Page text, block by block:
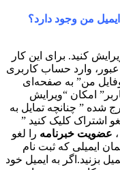
من وجود دارد؟
کنید. برای این کار
وارد حساب کاربری
من” به صفحه‏‌ای
امکان “ویرایش
شده ” چنانچه تمایل به
اشتراک کلیک کنید ”
عضویت خبرنامهرا لغو
ایمیلی که ثبت نام
بزنید.اگر به ایمیل خود